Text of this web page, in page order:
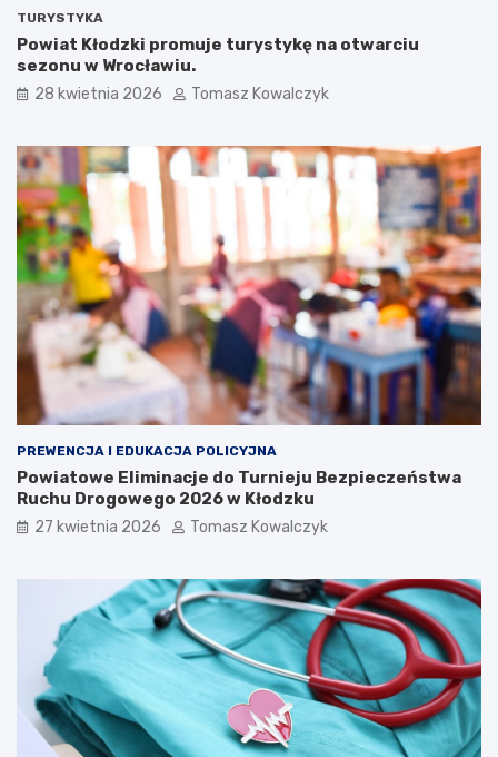
TURYSTYKA
Powiat Kłodzki promuje turystykę na otwarciu
sezonu w Wrocławiu.
28 kwietnia 2026 Tomasz Kowalczyk
PREWENCJA I EDUKACJA POLICYJNA
Powiatowe Eliminacje do Turnieju Bezpieczeństwa
Ruchu Drogowego 2026 w Kłodzku
27 kwietnia 2026 Tomasz Kowalczyk